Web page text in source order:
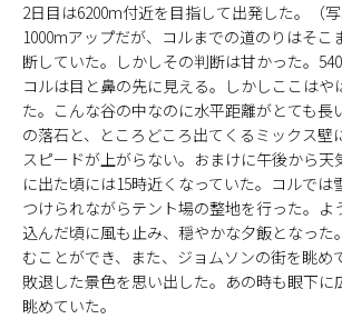
2日目は6200m付近を目指して出発した。（
1000mアップだが、コルまでの道のりはそこ
断していた。しかしその判断は甘かった。
コルは目と鼻の先に見える。しかしここはや
た。こんな谷の中なのに水平距離がとても長
の落石と、ところどころ出てくるミックス壁
スピードが上がらない。おまけに午後から天
に出た頃には15時近くなっていた。コルでは
つけられながらテント場の整地を行った。よ
込んだ頃に風も止み、穏やかな夕飯となった
むことができ、また、ジョムソンの街を眺め
敗退した景色を思い出した。あの時も眼下に
眺めていた。